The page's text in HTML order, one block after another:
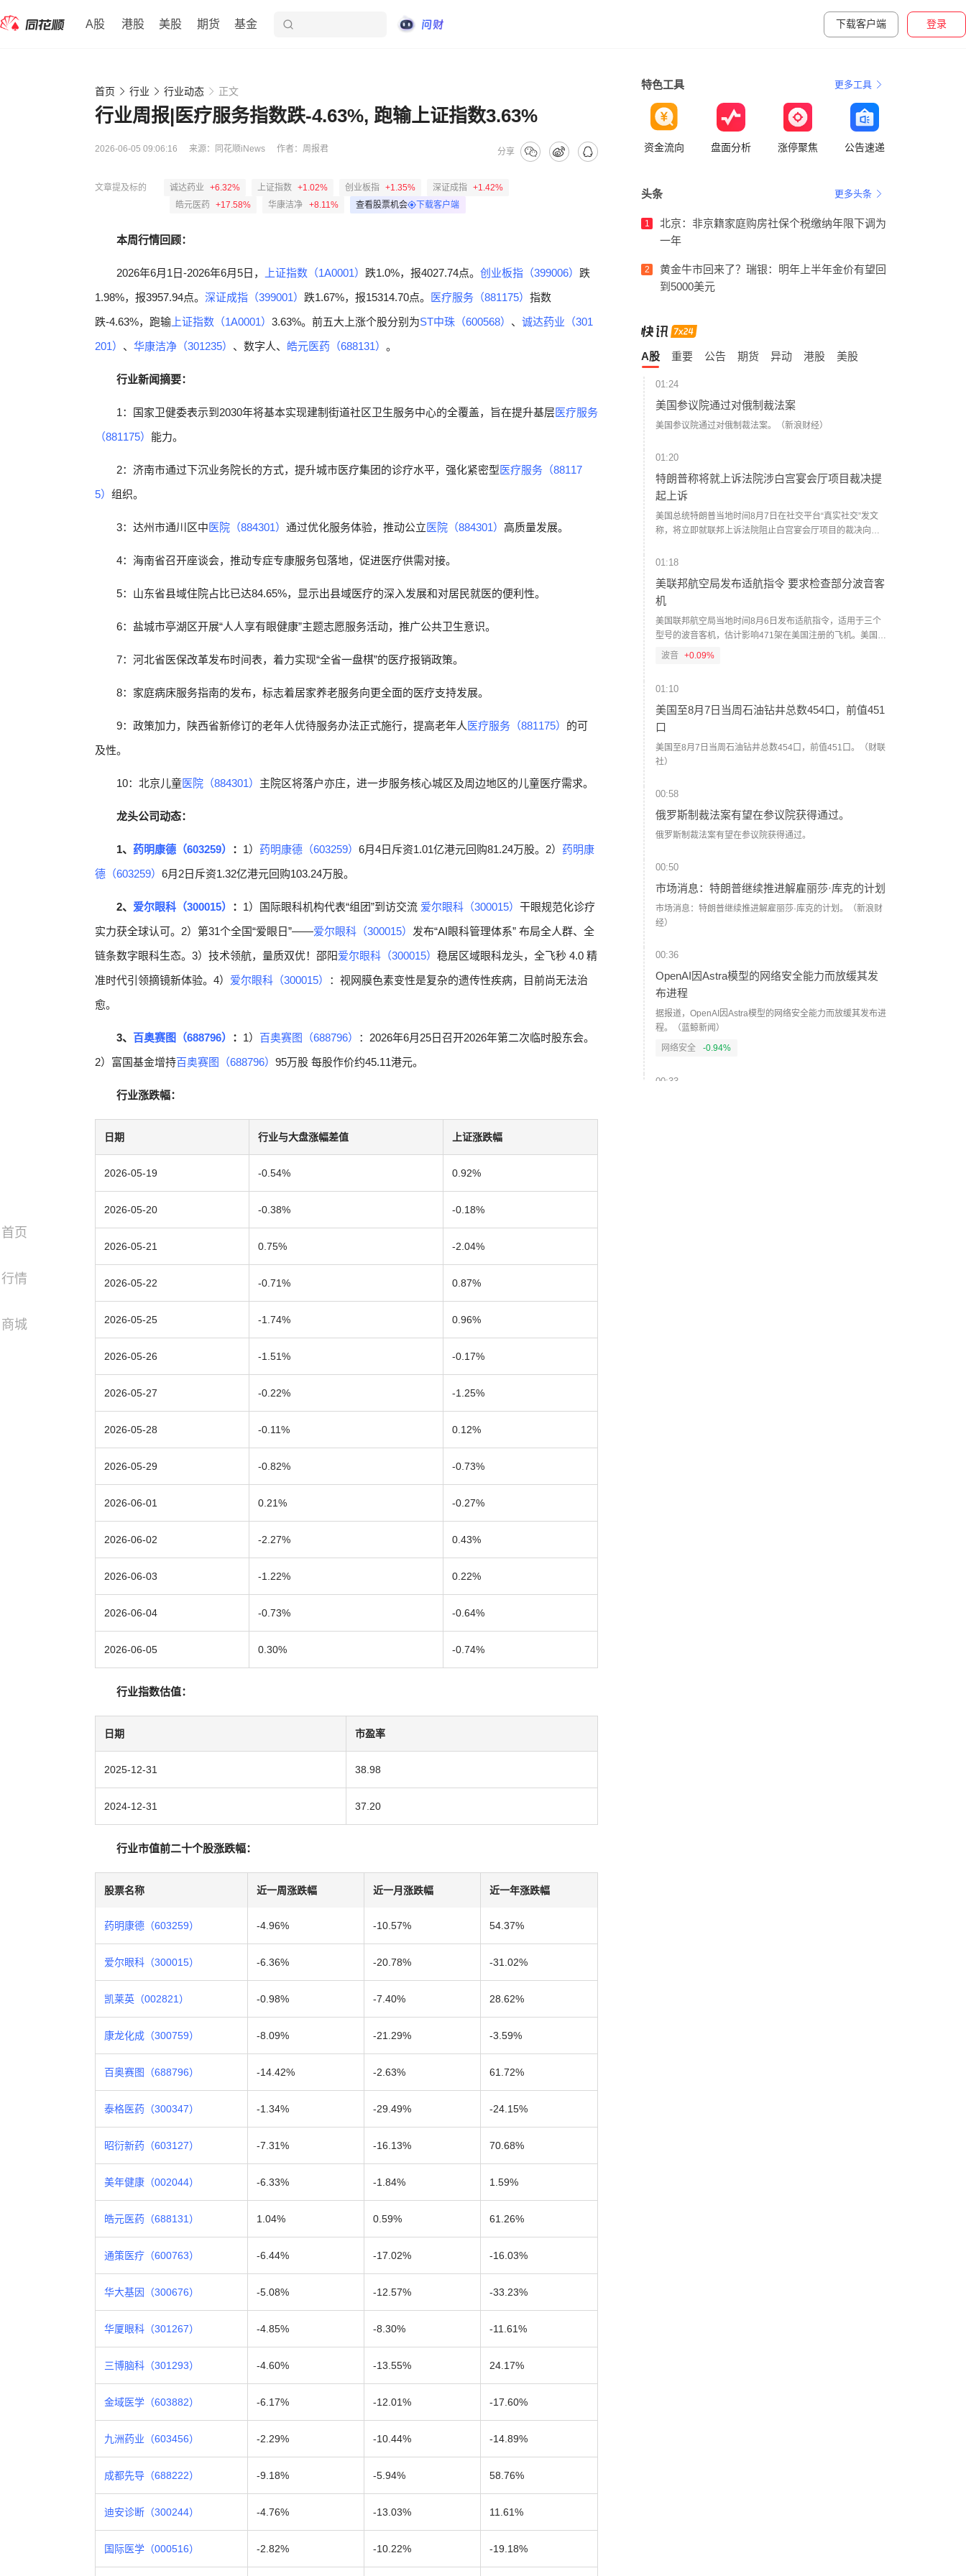
A股 港股 美股 期货 基金 下载客户端 登录
首页
行情
商城
首页 行业 行业动态 正文
行业周报|医疗服务指数跌-4.63%, 跑输上证指数3.63%
2026-06-05 09:06:16 来源： 同花顺iNews 作者： 周报君 分享
文章提及标的 诚达药业 +6.32% 上证指数 +1.02% 创业板指 +1.35% 深证成指 +1.42%
皓元医药
+17.58% 华康洁净 +8.11% 查看股票机会 下载客户端
本周行情回顾：
2026年6月1日-2026年6月5日， 上证指数（1A0001） 跌1.0%，报4027.74点。 创业板指（399006） 跌
1.98%，报3957.94点。 深证成指（399001） 跌1.67%，报15314.70点。 医疗服务（881175） 指数
跌-4.63%，跑输 上证指数（1A0001） 3.63%。前五大上涨个股分别为ST中珠（600568） 、 诚达药业（301
201） 、 华康洁净（301235） 、数字人、 皓元医药（688131） 。
行业新闻摘要：
1：国家卫健委表示到2030年将基本实现建制街道社区卫生服务中心的全覆盖，旨在提升基层医疗服务
（881175） 能力。
2：济南市通过下沉业务院长的方式，提升城市医疗集团的诊疗水平，强化紧密型医疗服务（88117
5） 组织。
3：达州市通川区中医院（884301） 通过优化服务体验，推动公立医院（884301） 高质量发展。
4：海南省召开座谈会，推动专症专康服务包落地，促进医疗供需对接。
5：山东省县域住院占比已达84.65%，显示出县域医疗的深入发展和对居民就医的便利性。
6：盐城市亭湖区开展“人人享有眼健康”主题志愿服务活动，推广公共卫生意识。
7：河北省医保改革发布时间表，着力实现“全省一盘棋”的医疗报销政策。
8：家庭病床服务指南的发布，标志着居家养老服务向更全面的医疗支持发展。
9：政策加力，陕西省新修订的老年人优待服务办法正式施行，提高老年人 医疗服务（881175） 的可
及性。
10：北京儿童医院（884301） 主院区将落户亦庄，进一步服务核心城区及周边地区的儿童医疗需求。
龙头公司动态：
1、 药明康德（603259） ： 1） 药明康德（603259） 6月4日斥资1.01亿港元回购81.24万股。2） 药明康
德（603259） 6月2日斥资1.32亿港元回购103.24万股。
2、 爱尔眼科（300015） ： 1）国际眼科机构代表“组团”到访交流 爱尔眼科（300015） 干眼规范化诊疗
实力获全球认可。2）第31个全国“爱眼日”——爱尔眼科（300015） 发布“AI眼科管理体系” 布局全人群、全
链条数字眼科生态。3）技术领航，量质双优！邵阳爱尔眼科（300015） 稳居区域眼科龙头，全飞秒 4.0 精
准时代引领摘镜新体验。4） 爱尔眼科（300015）
：视网膜色素变性是复杂的遗传性疾病，目前尚无法治
愈。
3、 百奥赛图（688796） ： 1） 百奥赛图（688796）
：2026年6月25日召开2026年第二次临时股东会。
2）富国基金增持百奥赛图（688796） 95万股 每股作价约45.11港元。
行业涨跌幅：
日期 行业与大盘涨幅差值 上证涨跌幅
2026-05-19 -0.54% 0.92%
2026-05-20 -0.38% -0.18%
2026-05-21 0.75% -2.04%
2026-05-22 -0.71% 0.87%
2026-05-25 -1.74% 0.96%
2026-05-26 -1.51% -0.17%
2026-05-27 -0.22% -1.25%
2026-05-28 -0.11% 0.12%
2026-05-29 -0.82% -0.73%
2026-06-01 0.21% -0.27%
2026-06-02 -2.27% 0.43%
2026-06-03 -1.22% 0.22%
2026-06-04 -0.73% -0.64%
2026-06-05 0.30% -0.74%
行业指数估值：
日期 市盈率
2025-12-31 38.98
2024-12-31 37.20
行业市值前二十个股涨跌幅：
股票名称 近一周涨跌幅 近一月涨跌幅 近一年涨跌幅
药明康德（603259） -4.96% -10.57% 54.37%
爱尔眼科（300015） -6.36% -20.78% -31.02%
凯莱英（002821） -0.98% -7.40% 28.62%
康龙化成（300759） -8.09% -21.29% -3.59%
百奥赛图（688796） -14.42% -2.63% 61.72%
泰格医药（300347） -1.34% -29.49% -24.15%
昭衍新药（603127） -7.31% -16.13% 70.68%
美年健康（002044） -6.33% -1.84% 1.59%
皓元医药（688131） 1.04% 0.59% 61.26%
通策医疗（600763） -6.44% -17.02% -16.03%
华大基因（300676） -5.08% -12.57% -33.23%
华厦眼科（301267） -4.85% -8.30% -11.61%
三博脑科（301293） -4.60% -13.55% 24.17%
金域医学（603882） -6.17% -12.01% -17.60%
九洲药业（603456） -2.29% -10.44% -14.89%
成都先导（688222） -9.18% -5.94% 58.76%
迪安诊断（300244） -4.76% -13.03% 11.61%
国际医学（000516） -2.82% -10.22% -19.18%
特色工具 更多工具
资金流向 盘面分析 涨停聚焦 公告速递
头条 更多头条
1
北京：非京籍家庭购房社保个税缴纳年限下调为
一年
2
黄金牛市回来了？瑞银：明年上半年金价有望回
到5000美元
A股 重要 公告 期货 异动 港股 美股
01:24
美国参议院通过对俄制裁法案
美国参议院通过对俄制裁法案。（新浪财经）
01:20
特朗普称将就上诉法院涉白宫宴会厅项目裁决提
起上诉
美国总统特朗普当地时间8月7日在社交平台“真实社交”发文
称，将立即就联邦上诉法院阻止白宫宴会厅项目的裁决向美
（财联社）
01:18
美联邦航空局发布适航指令 要求检查部分波音客
机
美国联邦航空局当地时间8月6日发布适航指令，适用于三个
型号的波音客机，估计影响471架在美国注册的飞机。美国联
邦航空局表示，此前收到报告称，部分客机机身出现裂纹，
波音 +0.09%
01:10
美国至8月7日当周石油钻井总数454口，前值451
口
美国至8月7日当周石油钻井总数454口，前值451口。（财联
社）
00:58
俄罗斯制裁法案有望在参议院获得通过。
俄罗斯制裁法案有望在参议院获得通过。
00:50
市场消息：特朗普继续推进解雇丽莎·库克的计划
市场消息：特朗普继续推进解雇丽莎·库克的计划。（新浪财
经）
00:36
OpenAI因Astra模型的网络安全能力而放缓其发
布进程
据报道，OpenAI因Astra模型的网络安全能力而放缓其发布进
程。（蓝鲸新闻）
网络安全
-0.94%
00:33